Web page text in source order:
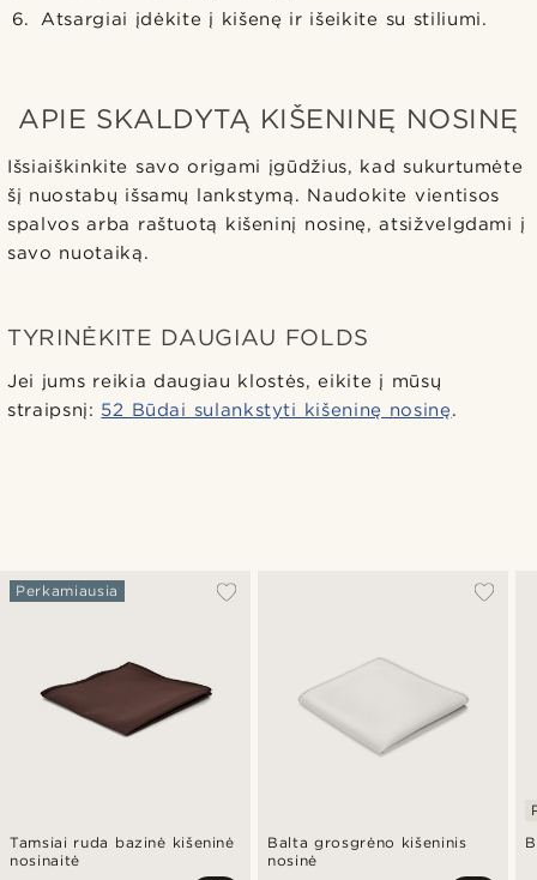
Atsargiai įdėkite į kišenę ir išeikite su stiliumi.
APIE SKALDYTĄ KIŠENINĘ NOSINĘ
Išsiaiškinkite savo origami įgūdžius, kad sukurtumėte
šį nuostabų išsamų lankstymą. Naudokite vientisos
spalvos arba raštuotą kišeninį nosinę, atsižvelgdami į
savo nuotaiką.
TYRINĖKITE DAUGIAU FOLDS
Jei jums reikia daugiau klostės, eikite į mūsų
straipsnį: 52 Būdai sulankstyti kišeninę nosinę.
Tamsiai ruda bazinė kišeninė
nosinaitė
Perkamiausia
Balta grosgrėno kišeninis
nosinė